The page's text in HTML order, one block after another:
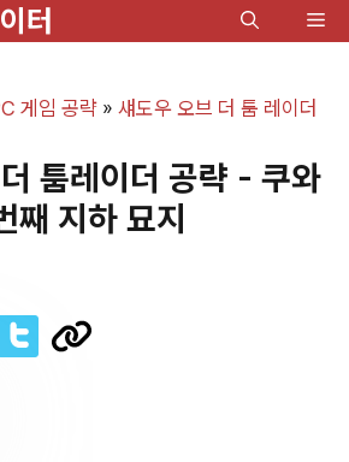
터
메
게임 공략 » 섀도우 오브 더 툼 레이더
툼레이더 공략 - 쿠와
째 지하 묘지